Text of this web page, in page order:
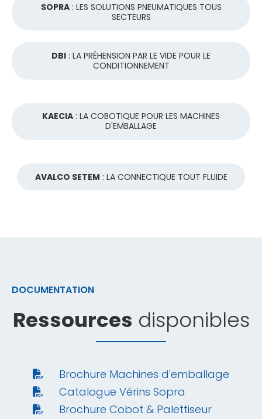
SOPRA: LES SOLUTIONS PNEUMATIQUES TOUS
SECTEURS
DBI : LA PRÉHENSION PAR LE VIDE POUR LE
CONDITIONNEMENT
KAECIA : LA COBOTIQUE POUR LES MACHINES
D'EMBALLAGE
AVALCO SETEM : LA CONNECTIQUE TOUT FLUIDE
DOCUMENTATION
Ressources disponibles
Brochure Machines d'emballage
Catalogue Vérins Sopra
Brochure Cobot & Palettiseur